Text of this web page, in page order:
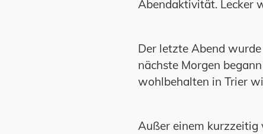
Abendaktivität. Lecker
Der letzte Abend
nächste Morgen
wohlbehalten in Trier
Außer einem kurzzeitig